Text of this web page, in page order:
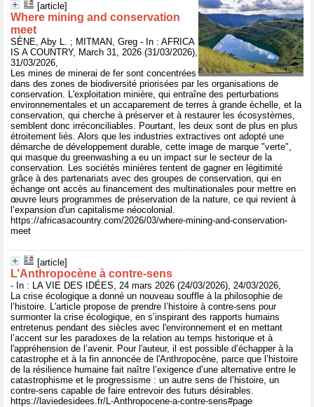
[article]
Where mining and conservation
meet
SÈNE, Aby L. ; MITMAN, Greg - In : AFRICA
IS A COUNTRY, March 31, 2026 (31/03/2026),
31/03/2026,
Les mines de minerai de fer sont concentrées
dans des zones de biodiversité priorisées par les organisations de
conservation. L'exploitation minière, qui entraîne des perturbations
environnementales et un accaparement de terres à grande échelle, et la
conservation, qui cherche à préserver et à restaurer les écosystèmes,
semblent donc irréconciliables. Pourtant, les deux sont de plus en plus
étroitement liés. Alors que les industries extractives ont adopté une
démarche de développement durable, cette image de marque "verte",
qui masque du greenwashing a eu un impact sur le secteur de la
conservation. Les sociétés minières tentent de gagner en légitimité
grâce à des partenariats avec des groupes de conservation, qui en
échange ont accès au financement des multinationales pour mettre en
œuvre leurs programmes de préservation de la nature, ce qui revient à
l’expansion d'un capitalisme néocolonial.
https://africasacountry.com/2026/03/where-mining-and-conservation-
meet
[article]
L’Anthropocène à contre-sens
- In : LA VIE DES IDÉES, 24 mars 2026 (24/03/2026), 24/03/2026,
La crise écologique a donné un nouveau souffle à la philosophie de
l’histoire. L'article propose de prendre l’histoire à contre-sens pour
surmonter la crise écologique, en s’inspirant des rapports humains
entretenus pendant des siècles avec l'environnement et en mettant
l’accent sur les paradoxes de la relation au temps historique et à
l'appréhension de l’avenir. Pour l'auteur, il est possible d’échapper à la
catastrophe et à la fin annoncée de l'Anthropocène, parce que l’histoire
de la résilience humaine fait naître l’exigence d’une alternative entre le
catastrophisme et le progressisme : un autre sens de l’histoire, un
contre-sens capable de faire entrevoir des futurs désirables.
https://laviedesidees.fr/L-Anthropocene-a-contre-sens#page